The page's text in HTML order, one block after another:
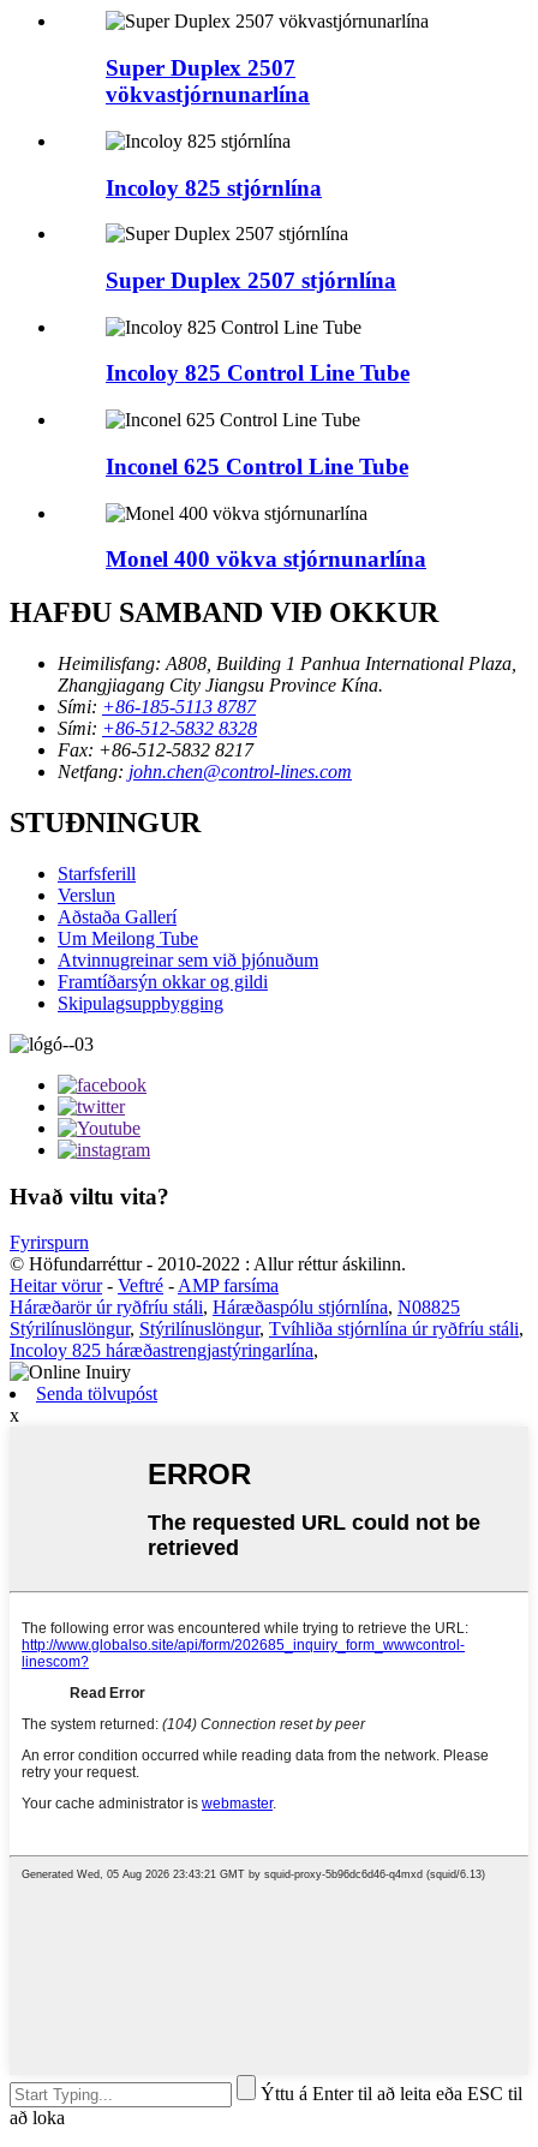
Super Duplex 2507
vökvastjórnunarlína
Incoloy 825 stjórnlína
Super Duplex 2507 stjórnlína
Incoloy 825 Control Line Tube
Inconel 625 Control Line Tube
Monel 400 vökva stjórnunarlína
HAFÐU SAMBAND VIÐ OKKUR
Heimilisfang: A808, Building 1 Panhua International Plaza,
Zhangjiagang City Jiangsu Province Kína.
Sími: +86-185-5113 8787
Sími: +86-512-5832 8328
Fax: +86-512-5832 8217
Netfang: john.chen@control-lines.com
STUÐNINGUR
Starfsferill
Verslun
Aðstaða Gallerí
Um Meilong Tube
Atvinnugreinar sem við þjónuðum
Framtíðarsýn okkar og gildi
Skipulagsuppbygging
Hvað viltu vita?
Fyrirspurn
© Höfundarréttur - 2010-2022 : Allur réttur áskilinn.
Heitar vörur- Veftré -AMP farsíma
Háræðarör úr ryðfríu stáli, Háræðaspólu stjórnlína, N08825
Stýrilínuslöngur, Stýrilínuslöngur, Tvíhliða stjórnlína úr ryðfríu stáli,
Incoloy 825 háræðastrengjastýringarlína,
Senda tölvupóst
x
Ýttu á Enter til að leita eða ESC til
að loka